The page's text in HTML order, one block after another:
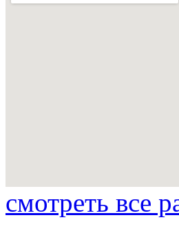
смотреть все